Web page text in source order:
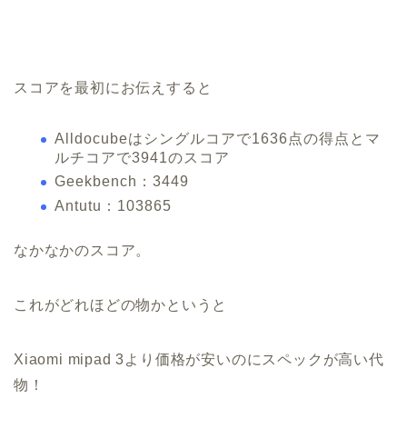
スコアを最初にお伝えすると
Alldocubeはシングルコアで1636点の得点とマ
ルチコアで3941のスコア
Geekbench：3449
Antutu：103865
なかなかのスコア。
これがどれほどの物かというと
Xiaomi mipad 3より価格が安いのにスペックが高い代
物！